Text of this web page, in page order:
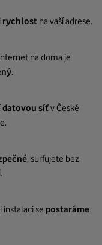
rychlost na vaší adrese.
na doma je
.
datovou síťv České
, surfujete bez
se postaráme